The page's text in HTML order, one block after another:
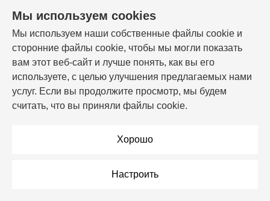
Код товара: 184773
Сетевая карта 5bites UA3C-45-10BK, черный, 100Mbps,
USB Type-C
29,84 Br
Мы используем cookies
Мы используем наши собственные файлы cookie и
сторонние файлы cookie, чтобы мы могли показать
вам этот веб-сайт и лучше понять, как вы его
используете, с целью улучшения предлагаемых нами
услуг. Если вы продолжите просмотр, мы будем
считать, что вы приняли файлы cookie.
Хорошо
Настроить